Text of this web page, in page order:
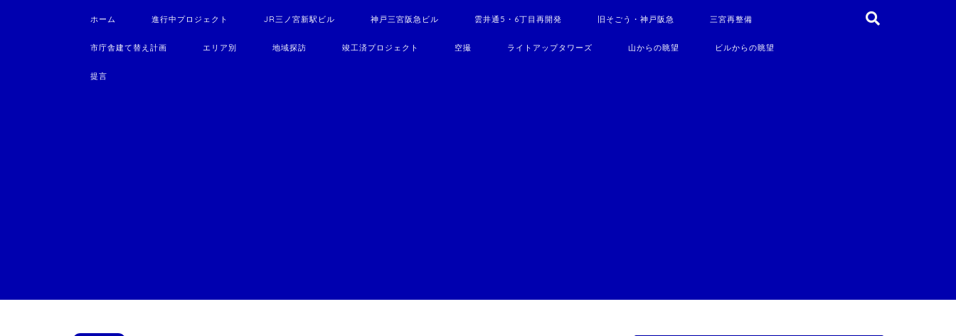
ホーム 進行中プロジェクト JR三ノ宮新駅ビル 神戸三宮阪急ビル 雲井通5・6丁目再開発 旧そごう・神戸阪急 三宮再整備
市庁舎建て替え計画 エリア別 地域探訪 竣工済プロジェクト 空撮 ライトアップタワーズ 山からの眺望 ビルからの眺望
提言